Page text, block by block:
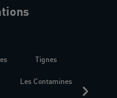
Tignes
Les Contamines